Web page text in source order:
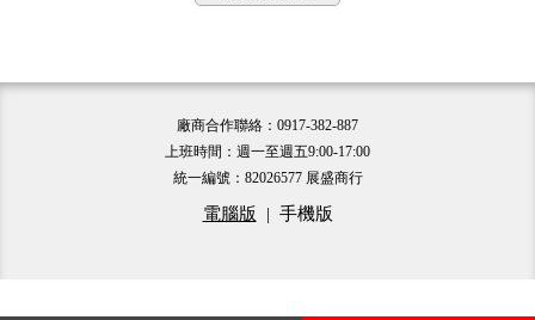
廠商合作聯絡：0917-382-887
上班時間：週一至週五9:00-17:00
統一編號：82026577 展盛商行
電腦版 | 手機版